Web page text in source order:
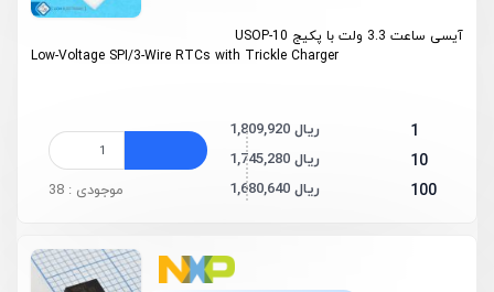
آیسی ساعت 3.3 ولت با پکیج USOP-10
Low-Voltage SPI/3-Wire RTCs with Trickle Charger
1 1,809,920 ریال
10 1,745,280 ریال
100 1,680,640 ریال موجودی : 38